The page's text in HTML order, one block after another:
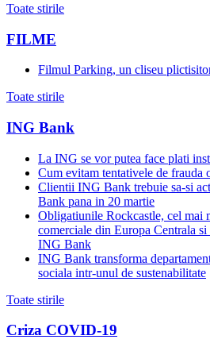
Toate stirile
FILME
Filmul Parking, un cliseu
Toate stirile
ING Bank
La ING se vor putea face plati
Cum evitam tentativele de frauda
Clientii ING Bank trebuie sa-si
Bank pana in 20 martie
Obligatiunile Rockcastle, cel mai
comerciale din Europa Centrala
ING Bank
ING Bank transforma
sociala intr-unul de sustenabilitate
Toate stirile
Criza COVID-19